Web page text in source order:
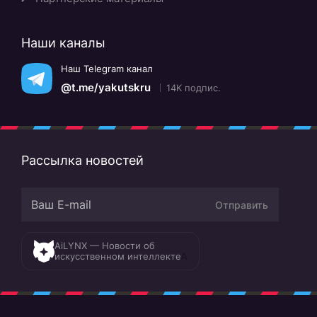
Наши каналы
Наш Telegram канал
@t.me/yakutskru 14K подпис.
Рассылка новостей
Отправить
AiLYNX — Новости об
искусственном интеллекте